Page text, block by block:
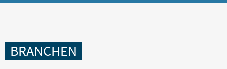
LEISTUNGEN
BRANCHEN